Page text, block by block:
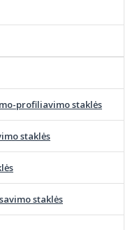
profiliavimo staklės
staklės
staklės